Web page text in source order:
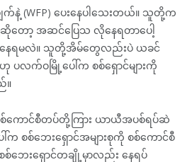
နဲ့ (WFP) ပေးနေပါသေးတယ်။ သူတို့က
ဆိုတော့ အဆင်ပြေသ လိုနေရတာပေါ့
ရမလဲ။ သူတို့အိမ်တွေလည်းပဲ ယခင်
ပလက်ဝမြို့ပေါ်က စစ်ရှောင်များကို
။
စ်ကောင်စီတပ်တို့ကြား ယာယီအပစ်ရပ်ဆဲ
ါ်က စစ်ဘေးရှောင်အများစုကို စစ်ကောင်စီ
စစ်ဘေးရှောင်တချို့မှာလည်း နေရပ်